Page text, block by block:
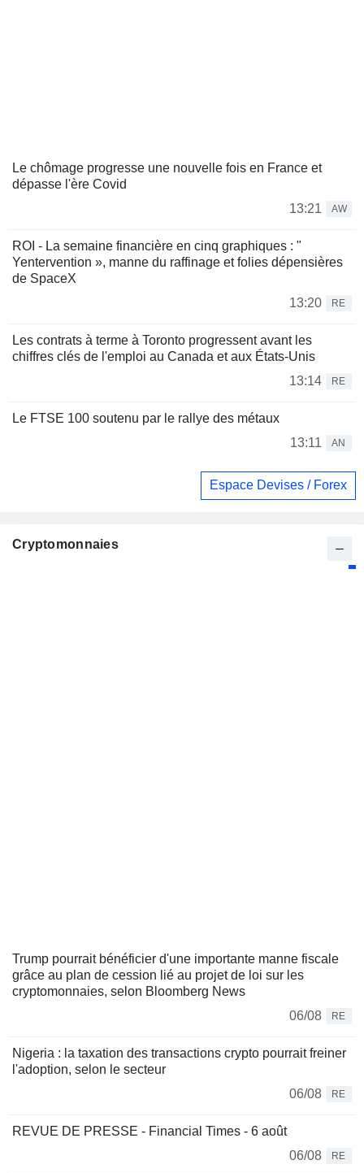
Le chômage progresse une nouvelle fois en France et
dépasse l'ère Covid
13:21
AW
ROI - La semaine financière en cinq graphiques : "
Yentervention », manne du raffinage et folies dépensières
de SpaceX
13:20
RE
Les contrats à terme à Toronto progressent avant les
chiffres clés de l'emploi au Canada et aux États-Unis
13:14
RE
Le FTSE 100 soutenu par le rallye des métaux
13:11
AN
Espace Devises / Forex
Cryptomonnaies
Trump pourrait bénéficier d'une importante manne fiscale
grâce au plan de cession lié au projet de loi sur les
cryptomonnaies, selon Bloomberg News
06/08
RE
Nigeria : la taxation des transactions crypto pourrait freiner
l'adoption, selon le secteur
06/08
RE
REVUE DE PRESSE - Financial Times - 6 août
06/08
RE